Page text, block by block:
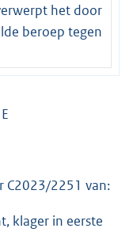
het door
beroep tegen
C2023/2251 van:
in eerste